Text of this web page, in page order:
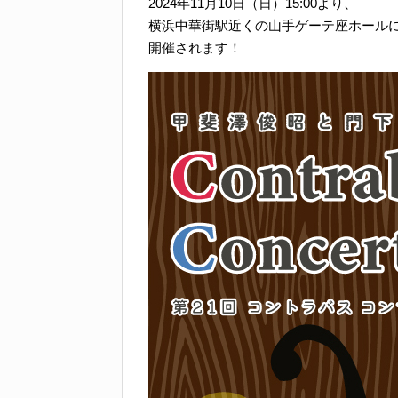
横浜中華街駅近くの山手ゲーテ座ホール
開催されます！